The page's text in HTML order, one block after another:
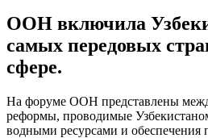
ООН включила
самых передовых
сфере.
На форуме ООН представлены
реформы, проводимые
водными ресурсами и обеспечения